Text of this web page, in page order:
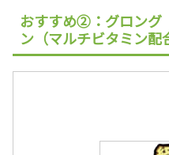
おすすめ②：グロング
ン（マルチビタミン配